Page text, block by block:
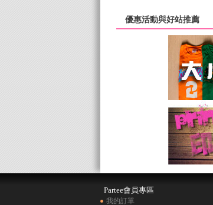
優惠活動與好站推薦
Partee會員專區
我的訂單